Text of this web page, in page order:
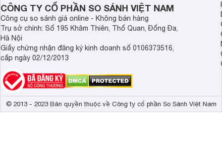
CÔNG TY CỔ PHẦN SO SÁNH VIỆT NAM
Công cụ so sánh giá online - Không bán hàng
Trụ sở chính: Số 195 Khâm Thiên, Thổ Quan, Đống Đa,
Hà Nội
Giấy chứng nhận đăng ký kinh doanh số 0106373516,
cấp ngày 02/12/2013
© 2013 - 2023 Bản quyền thuộc về Công ty cổ phần So Sánh Việt Nam